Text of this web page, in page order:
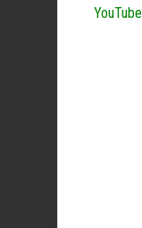
YouTube